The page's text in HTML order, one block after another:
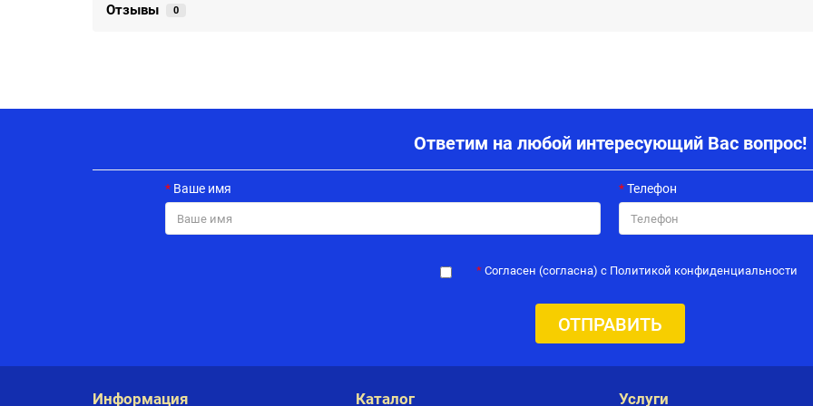
Отзывы 0
Ответим на любой интересующий Вас вопрос!
Ваше имя Телефон
Согласен (согласна) с Политикой конфиденциальности
ОТПРАВИТЬ
Информация Каталог Услуги